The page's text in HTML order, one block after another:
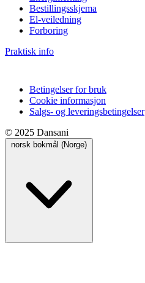
Bestillingsskjema
El-veiledning
Forboring
Praktisk info
Betingelser for bruk
Cookie informasjon
Salgs- og leveringsbetingelser
© 2025 Dansani
norsk bokmål (Norge)